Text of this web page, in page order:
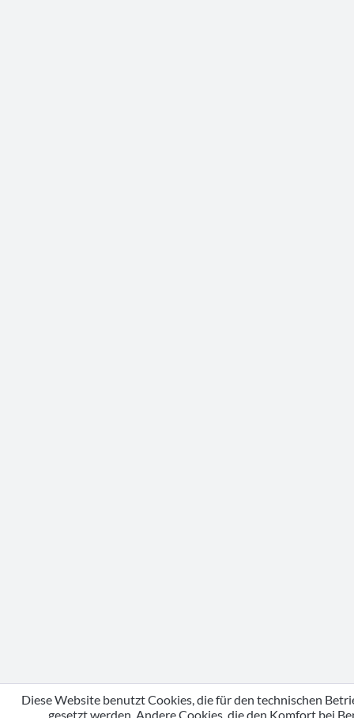
Diese Website benutzt Cookies, die für den technischen
gesetzt werden. Andere Cookies, die den Komfort bei